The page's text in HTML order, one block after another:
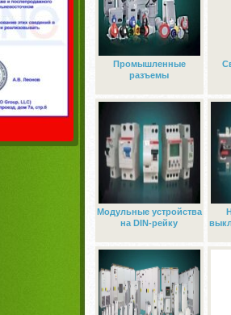
Промышленные
разъемы
Модульные устройства
на DIN-рейку